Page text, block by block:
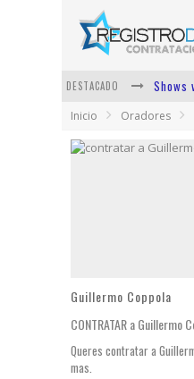
DESTACADO
Shows
Lit
Nicki
Inicio Oradores
Guillermo Coppola
CONTRATAR a Guillermo
Queres contratar a
mas.